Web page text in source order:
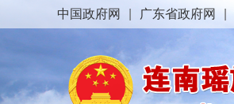
中国政府网 广东省政府网